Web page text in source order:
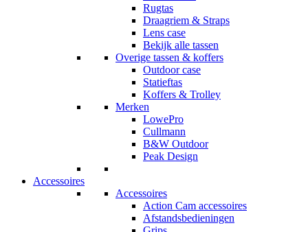
Rugtas
Draagriem & Straps
Lens case
Bekijk alle tassen
Overige tassen & koffers
Outdoor case
Statieftas
Koffers & Trolley
Merken
LowePro
Cullmann
B&W Outdoor
Peak Design
Accessoires
Accessoires
Action Cam accessoires
Afstandsbedieningen